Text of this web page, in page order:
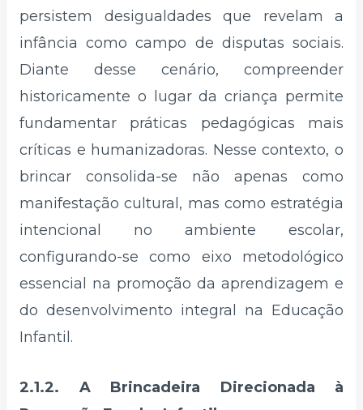
persistem desigualdades que revelam a
infância como campo de disputas sociais.
Diante desse cenário, compreender
historicamente o lugar da criança permite
fundamentar práticas pedagógicas mais
críticas e humanizadoras. Nesse contexto, o
brincar consolida-se não apenas como
manifestação cultural, mas como estratégia
intencional no ambiente escolar,
configurando-se como eixo metodológico
essencial na promoção da aprendizagem e
do desenvolvimento integral na Educação
Infantil.
2.1.2. A Brincadeira Direcionada à